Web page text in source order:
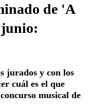
de 'A
junio:
jurados y con los
cuál es el que
musical de